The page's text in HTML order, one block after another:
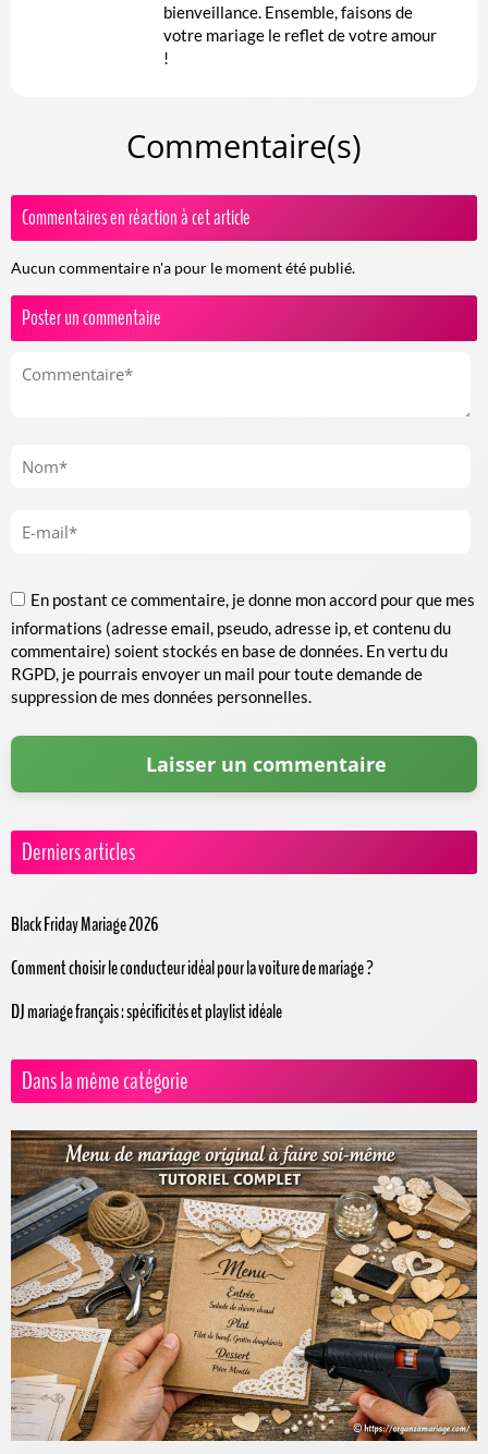
bienveillance. Ensemble, faisons de
votre mariage le reflet de votre amour
!
Commentaire(s)
Commentaires en réaction à cet article
Aucun commentaire n'a pour le moment été publié.
Poster un commentaire
En postant ce commentaire, je donne mon accord pour que mes
informations (adresse email, pseudo, adresse ip, et contenu du
commentaire) soient stockés en base de données. En vertu du
RGPD, je pourrais envoyer un mail pour toute demande de
suppression de mes données personnelles.
Derniers articles
Black Friday Mariage 2026
Comment choisir le conducteur idéal pour la voiture de mariage ?
DJ mariage français : spécificités et playlist idéale
Dans la même catégorie